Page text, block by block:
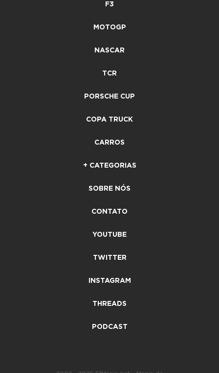
F3
MOTOGP
NASCAR
TCR
PORSCHE CUP
COPA TRUCK
CARROS
+ CATEGORIAS
SOBRE NÓS
CONTATO
YOUTUBE
TWITTER
INSTAGRAM
THREADS
PODCAST